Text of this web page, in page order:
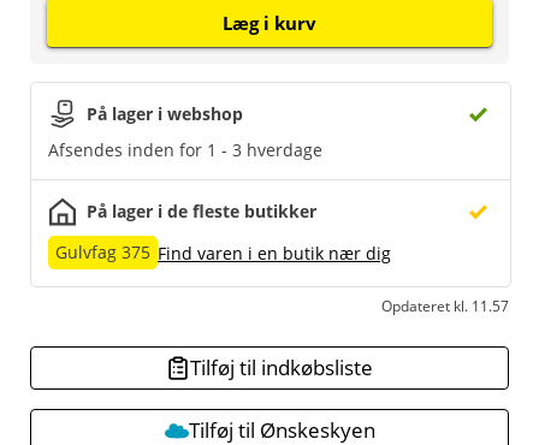
På lager i webshop
Afsendes inden for 1 - 3 hverdage
På lager i de fleste butikker
Gulvfag 375 Find varen i en butik nær dig
Opdateret kl. 11.57
Læg i kurv
Tilføj til indkøbsliste
Tilføj til Ønskeskyen